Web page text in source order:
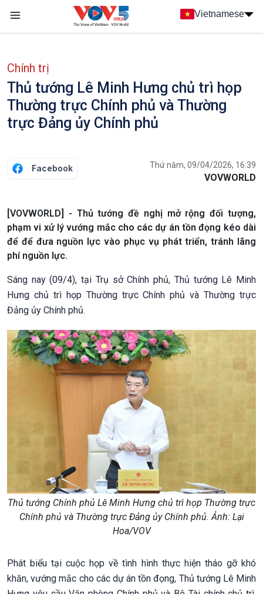
Nhảy đến nội dung
Vietnamese
Chính trị
Thủ tướng Lê Minh Hưng chủ trì họp
Thường trực Chính phủ và Thường
trực Đảng ủy Chính phủ
Facebook Thứ năm, 09/04/2026, 16:39
VOVWORLD
[VOVWORLD] - Thủ tướng đề nghị mở rộng đối tượng,
phạm vi xử lý vướng mắc cho các dự án tồn đọng kéo dài
để để đưa nguồn lực vào phục vụ phát triển, tránh lãng
phí nguồn lực.
Sáng nay (09/4), tại Trụ sở Chính phủ, Thủ tướng Lê Minh
Hưng chủ trì họp Thường trực Chính phủ và Thường trực
Đảng ủy Chính phủ.
Thủ tướng Chính phủ Lê Minh Hưng chủ trì họp Thường trực
Chính phủ và Thường trực Đảng ủy Chính phủ. Ảnh: Lại
Hoa/VOV
Phát biểu tại cuộc họp về tình hình thực hiện tháo gỡ khó
khăn, vướng mắc cho các dự án tồn đọng, Thủ tướng Lê Minh